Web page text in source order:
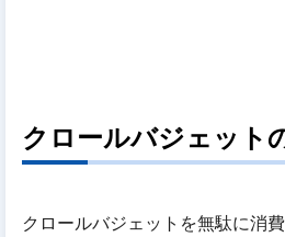
クロールバジェット
クロールバジェットを無駄に消